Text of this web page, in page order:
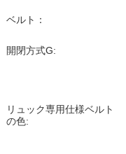
ベルト：
開閉方式G:
リュック専用仕様ベルト
の色: